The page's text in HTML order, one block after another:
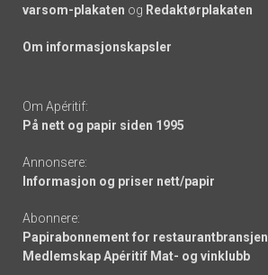
varsom-plakaten og Redaktørplakaten
Om informasjonskapsler
Om Apéritif:
På nett og papir siden 1995
Annonsere:
Informasjon og priser nett/papir
Abonnere:
Papirabonnement for restaurantbransjen
Medlemskap Apéritif Mat- og vinklubb